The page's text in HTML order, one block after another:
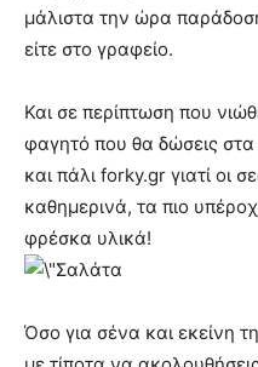
μάλιστα την ώρα
είτε στο γραφείο.
Και σε περίπτωση που
φαγητό που θα δώσεις στα
και πάλι forky.gr γιατί οι
καθημερινά, τα πιο
φρέσκα υλικά!
Όσο για σένα και εκείνη